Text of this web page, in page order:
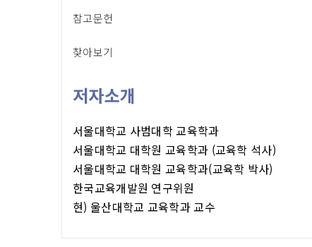
참고문헌
찾아보기
저자소개
서울대학교 사범대학 교육학과
서울대학교 대학원 교육학과 (교육학 석사)
서울대학교 대학원 교육학과(교육학 박사)
한국교육개발원 연구위원
현) 울산대학교 교육학과 교수